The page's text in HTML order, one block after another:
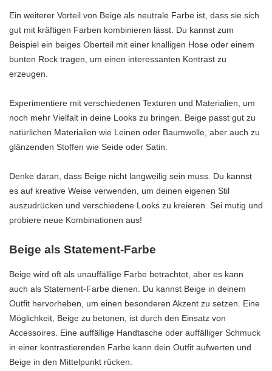
Ein weiterer Vorteil von Beige als neutrale Farbe ist, dass sie sich
gut mit kräftigen Farben kombinieren lässt. Du kannst zum
Beispiel ein beiges Oberteil mit einer knalligen Hose oder einem
bunten Rock tragen, um einen interessanten Kontrast zu
erzeugen.
Experimentiere mit verschiedenen Texturen und Materialien, um
noch mehr Vielfalt in deine Looks zu bringen. Beige passt gut zu
natürlichen Materialien wie Leinen oder Baumwolle, aber auch zu
glänzenden Stoffen wie Seide oder Satin.
Denke daran, dass Beige nicht langweilig sein muss. Du kannst
es auf kreative Weise verwenden, um deinen eigenen Stil
auszudrücken und verschiedene Looks zu kreieren. Sei mutig und
probiere neue Kombinationen aus!
Beige als Statement-Farbe
Beige wird oft als unauffällige Farbe betrachtet, aber es kann
auch als Statement-Farbe dienen. Du kannst Beige in deinem
Outfit hervorheben, um einen besonderen Akzent zu setzen. Eine
Möglichkeit, Beige zu betonen, ist durch den Einsatz von
Accessoires. Eine auffällige Handtasche oder auffälliger Schmuck
in einer kontrastierenden Farbe kann dein Outfit aufwerten und
Beige in den Mittelpunkt rücken.